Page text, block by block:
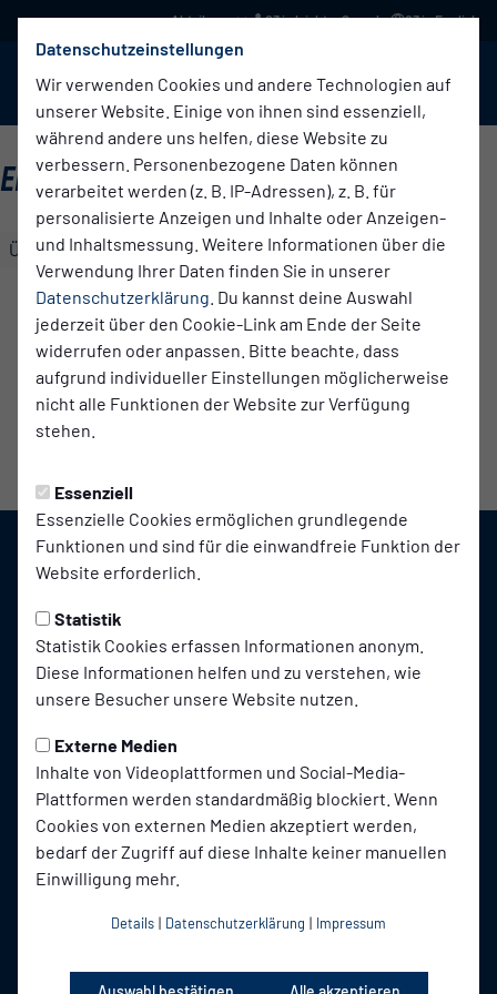
Datenschutzeinstellungen
Wir verwenden Cookies und andere Technologien auf
unserer Website. Einige von ihnen sind essenziell,
während andere uns helfen, diese Website zu
verbessern. Personenbezogene Daten können
verarbeitet werden (z. B. IP-Adressen), z. B. für
personalisierte Anzeigen und Inhalte oder Anzeigen-
und Inhaltsmessung. Weitere Informationen über die
Verwendung Ihrer Daten finden Sie in unserer
Datenschutzerklärung . Du kannst deine Auswahl
jederzeit über den Cookie-Link am Ende der Seite
widerrufen oder anpassen. Bitte beachte, dass
aufgrund individueller Einstellungen möglicherweise
nicht alle Funktionen der Website zur Verfügung
stehen.
Essenziell
Essenzielle Cookies ermöglichen grundlegende
Funktionen und sind für die einwandfreie Funktion der
Website erforderlich.
Statistik
Statistik Cookies erfassen Informationen anonym.
Diese Informationen helfen und zu verstehen, wie
unsere Besucher unsere Website nutzen.
Externe Medien
Inhalte von Videoplattformen und Social-Media-
Plattformen werden standardmäßig blockiert. Wenn
Cookies von externen Medien akzeptiert werden,
bedarf der Zugriff auf diese Inhalte keiner manuellen
Einwilligung mehr.
Details | Datenschutzerklärung | Impressum
03 in leichter Sprache 03 in English
BABELSBERG 03 Menü
ERSTE FRAUEN
Übersicht Kader Funktionsteam Tabelle
FUNKTIONSTEAM
Annalena
Kriebisch
Trainerin
Natti
M.
Trainerin
TEAMS